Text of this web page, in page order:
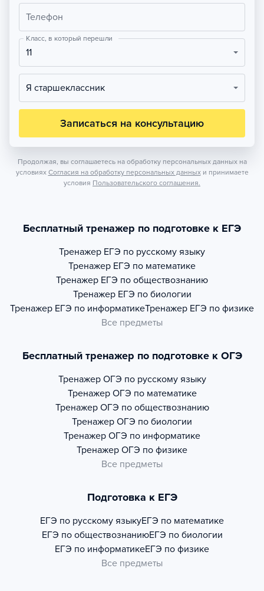
Телефон
Класс, в который перешли
11
Я старшеклассник
Записаться на консультацию
Продолжая, вы соглашаетесь на обработку персональных данных на
условиях Согласия на обработку персональных данных и принимаете
условия Пользовательского соглашения.
Бесплатный тренажер по подготовке к ЕГЭ
Тренажер ЕГЭ по русскому языку
Тренажер ЕГЭ по математике
Тренажер ЕГЭ по обществознанию
Тренажер ЕГЭ по биологии
Тренажер ЕГЭ по информатикеТренажер ЕГЭ по физике
Все предметы
Бесплатный тренажер по подготовке к ОГЭ
Тренажер ОГЭ по русскому языку
Тренажер ОГЭ по математике
Тренажер ОГЭ по обществознанию
Тренажер ОГЭ по биологии
Тренажер ОГЭ по информатике
Тренажер ОГЭ по физике
Все предметы
Подготовка к ЕГЭ
ЕГЭ по русскому языкуЕГЭ по математике
ЕГЭ по обществознаниюЕГЭ по биологии
ЕГЭ по информатикеЕГЭ по физике
Все предметы